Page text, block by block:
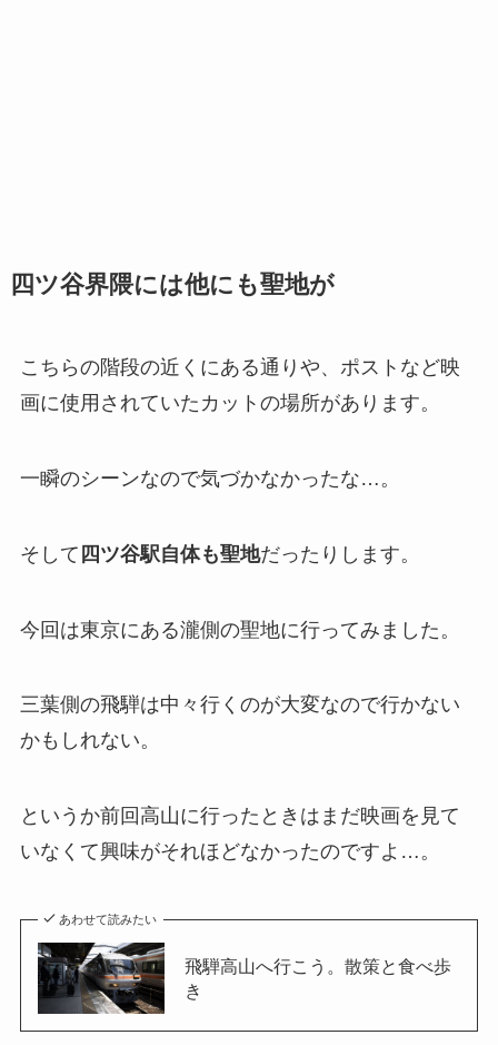
四ツ谷界隈には他にも聖地が
こちらの階段の近くにある通りや、ポストなど映
画に使用されていたカットの場所があります。
一瞬のシーンなので気づかなかったな…。
そして 四ツ谷駅自体も聖地だったりします。
今回は東京にある瀧側の聖地に行ってみました。
三葉側の飛騨は中々行くのが大変なので行かない
かもしれない。
というか前回高山に行ったときはまだ映画を見て
いなくて興味がそれほどなかったのですよ…。
あわせて読みたい
飛騨高山へ行こう。散策と食べ歩
き